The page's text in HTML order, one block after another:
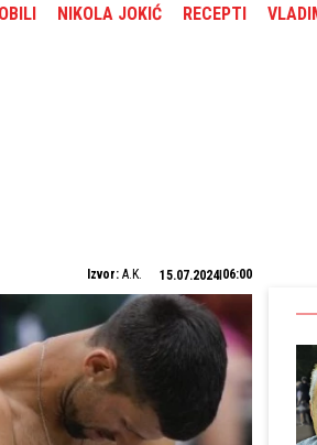
NIKOLA JOKIĆ RECEPTI
Izvor: A.K. 15.07.2024 06:00